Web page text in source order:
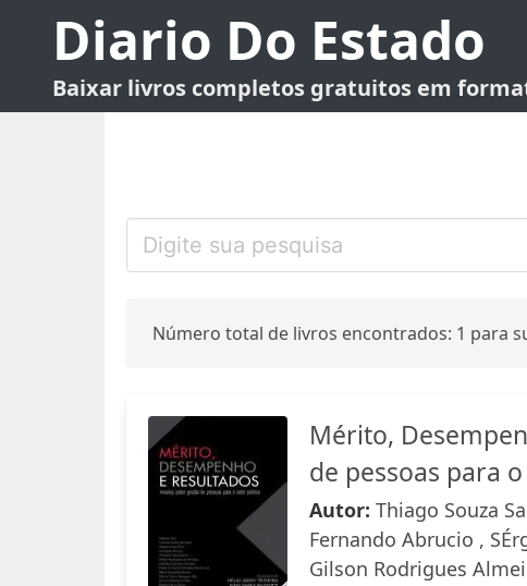
Diario Do Estado
Baixar livros completos gratuitos em
Número total de livros encontrados: 1 para
Mérito,
de pessoas para
Autor: Thiago Souza
Fernando Abrucio ,
Gilson Rodrigues